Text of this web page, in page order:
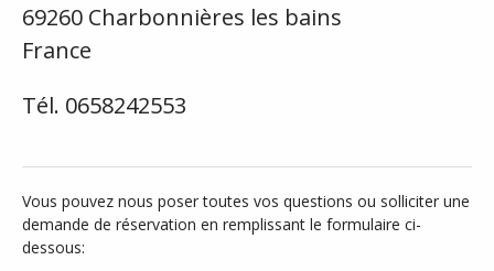
69260 Charbonnières les bains
France
Tél. 0658242553
Vous pouvez nous poser toutes vos questions ou solliciter une
demande de réservation en remplissant le formulaire ci-
dessous: